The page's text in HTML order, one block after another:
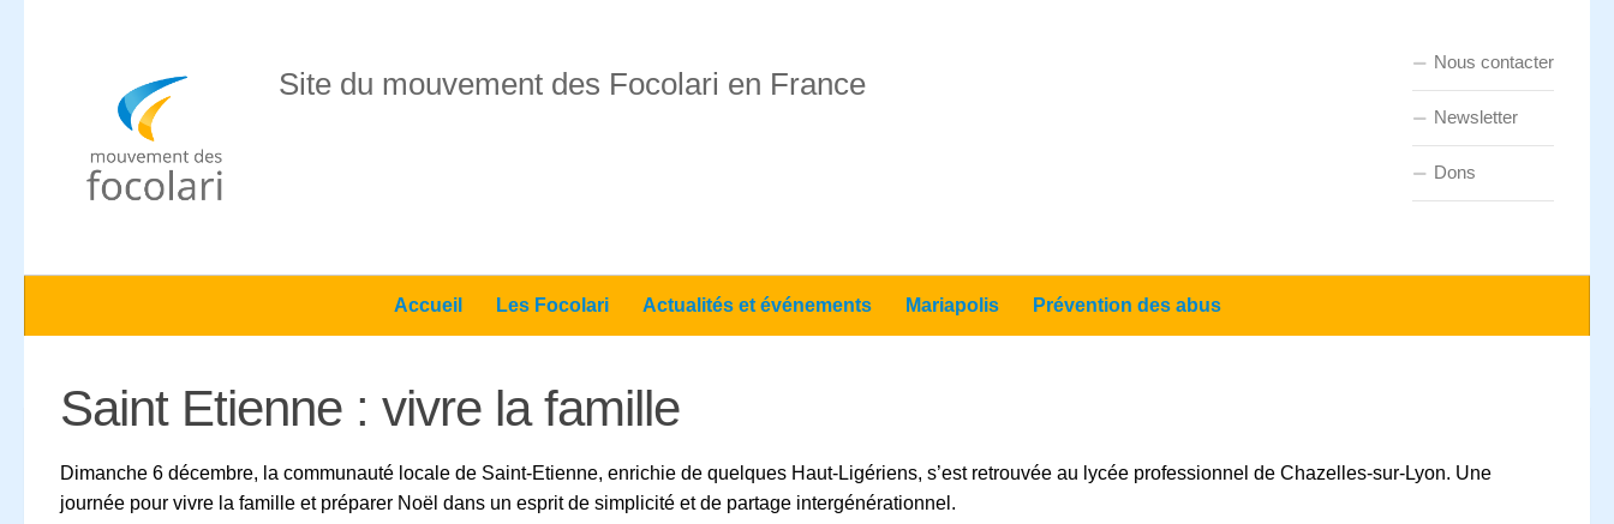
Site du mouvement des Focolari en France
Nous contacter
Newsletter
Dons
Accueil Les Focolari Actualités et événements Mariapolis Prévention des abus
Saint Etienne : vivre la famille
Dimanche 6 décembre, la communauté locale de Saint-Etienne, enrichie de quelques Haut-Ligériens, s’est retrouvée au lycée professionnel de Chazelles-sur-Lyon. Une
journée pour vivre la famille et préparer Noël dans un esprit de simplicité et de partage intergénérationnel.